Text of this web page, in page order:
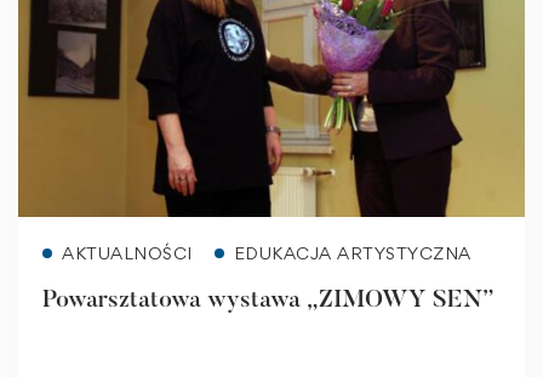
AKTUALNOŚCI EDUKACJA ARTYSTYCZNA
Powarsztatowa wystawa „ZIMOWY SEN”